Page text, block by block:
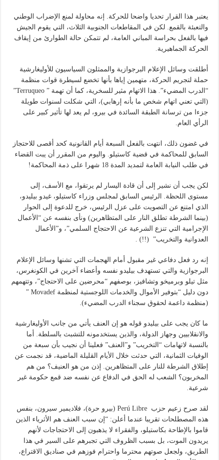
يعتبر هذا القرار تحديا واضحا للحركة. إنه محاولة لمنع الإضراب الوطني
والتعبئة بالقمع. لكن في المقاطعات الجنوبية الثلاث، التي يقوم الجيش
فيها بالفعل بحراسة المباني العامة، لم تتمكن حالة الطوارئ من إيقاف
الحركة الجماهيرية.
أطلقت وسائل الإعلام البرجوازية والممثلون السياسيون للأوليغارشية
حملة لتجريم الحركة، متهمين إياها بأنها تخضع لسيطرة قوات منظمة
“الدرب المضيء”. هذا الاتهام مثير للسخرية، كما أن تهمة ” Terruqueo”
(التي تعني اتهام شخص ما بأنه إرهابي)، التي شكلت لسنوات طويلة
جزءا من ترسانة الطبقة السائدة في بيرو، لم يعد لها تأثير كبير على
الرأي العام.
في غضون ذلك، انتهت بالفعل السبعة أيام القانونية كحد أقصى للاحتجاز
السابق للمحاكمة في قضية كاستيلو. واليوم من المقرر أن يبت القضاء
في طلب النيابة العامة لتمديد المدة 18 شهرا على ذمة المحاكمة!
لكن يجب أن نشير إلى أن قادة اليسار لم يرتقوا، مع الأسف، إلى
مستوى اللحظة. الرئيس السابق لمجلس وزراء كاستيلو، غيدو بيليدو،
الذي امتنع عن التصويت على عزل الرئيس، خرج للدعوة إلى الحوار
(بينما الشرطة تطلق النار على المتظاهرين) ونأى بنفسه عن “الأعمال
الإجرامية التي تنزع الشرعية عن الاحتجاج السلمي”، و”الأعمال
العدوانية والتخريب” (!!) .
إنه رد فعل دفاعي غير مقبول أمام الهجمات التي تشنها وسائل الإعلام
البرجوازية والتي تستهدف بيليدو نفسه وأعضاء آخرين في الكونغرس،
مثل تيلو وبرميخو وتشافيز، بوصفهم “محرضين على الاحتجاج”، وتتهمهم
دون دليل “بتوفير الأموال والخدمات اللوجستية لمنظمة Movadef ”
(منظمة داعمة لحقوق سجناء الدرب المضيء).
ما كان يجب على بيليدو قوله هو إن العنف يأتي من جانب الأوليغارشية
والانقلابيين وجهاز الدولة، والذين يستخدمونه للتشبث بالسلطة. أما
بالنسبة لاتهامات “التخريب” و”العنف” فعلينا أن نجيب بأن سبعة من
الوفيات الثمانية، التي حدثت خلال الأيام القليلة الماضية، قد نجمت عن
إطلاق الشرطة للنار على المتظاهرين. إذن من هو العنيف؟ من هم
المخربون؟ الشعب له الحق في الدفاع عن نفسه ضد قمع حكومة غير
شرعية.
لقد صرح زعيم حزب Perú Libre (بيرو حرة)، فلاديمير سيرون، بنفس
هذه المصطلحات تقريبا عندما أعلن: “إن سبب العنف هم الأثرياء الذين
قاموا بالإطاحة بكاستيلو، والفقراء لا يذهبون إلى الاحتجاجات لأنهم
يريدون الموت، بل بسبب الظروف التي تجبرهم على السير في هذا
الطريق، ولجعل صوتهم محترما واحترام فوزهم في صناديق الاقتراع،